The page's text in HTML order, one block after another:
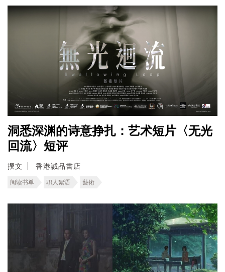
洞悉深渊的诗意挣扎：艺术短片〈无光
回流〉短评
撰文 香港誠品書店
阅读书单 职人絮语 藝術